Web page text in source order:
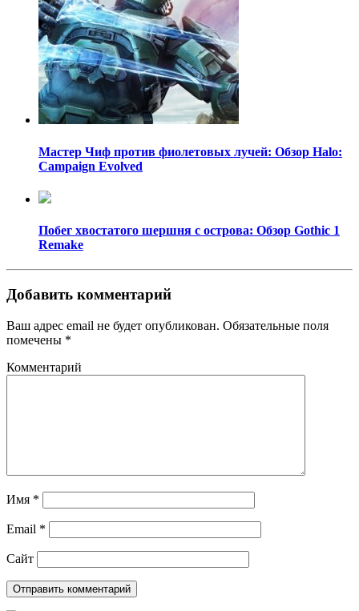
Мастер Чиф против фиолетовых лучей: Обзор Halo:
Campaign Evolved
Побег хвостатого шершня с острова: Обзор Gothic 1
Remake
Добавить комментарий
Ваш адрес email не будет опубликован. Обязательные поля
помечены *
Комментарий
Имя *
Email *
Сайт